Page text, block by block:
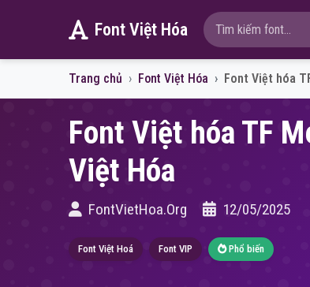
Font Việt Hóa
Trang chủ Font Việt Hóa Font Việt hóa
Font Việt hóa TF
Việt Hóa
FontVietHoa.Org 12/05/2025
Font Việt Hoá Font VIP Phổ biến